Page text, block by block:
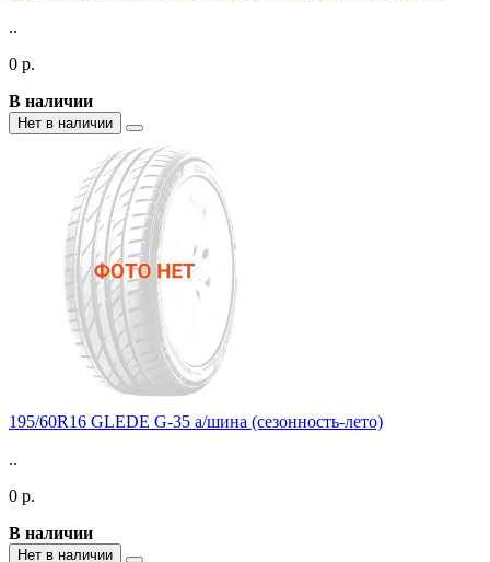
..
0 р.
В наличии
Нет в наличии
195/60R16 GLEDE G-35 а/шина (сезонность-лето)
..
0 р.
В наличии
Нет в наличии